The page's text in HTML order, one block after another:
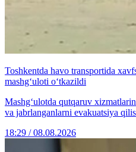
Toshkentda havo transportida
mashg‘uloti o‘tkazildi
Mashg‘ulotda qutqaruv
va jabrlanganlarni evakuatsiya
18:29 / 08.08.2026